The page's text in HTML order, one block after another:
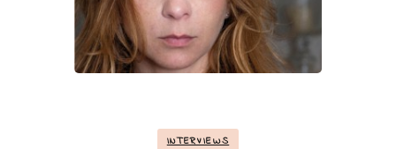
INTERVIEWS